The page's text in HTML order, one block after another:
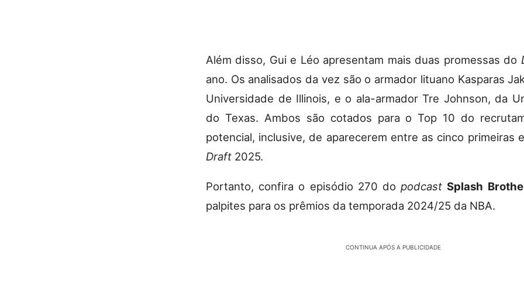
Além disso, Gui e Léo apresentam mais duas promessas do
ano. Os analisados da vez são o armador lituano Kasparas
Universidade de Illinois, e o ala-armador Tre Johnson, da
do Texas. Ambos são cotados para o Top 10 do
potencial, inclusive, de aparecerem entre as cinco primeiras
Draft 2025.
Portanto, confira o episódio 270 dopodcastSplash
palpites para os prêmios da temporada 2024/25 da NBA.
CONTINUA APÓS A PUBLICIDADE